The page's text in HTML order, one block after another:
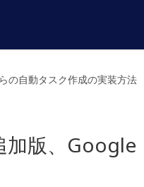
の自動タスク作成の実装方法
加版、Google